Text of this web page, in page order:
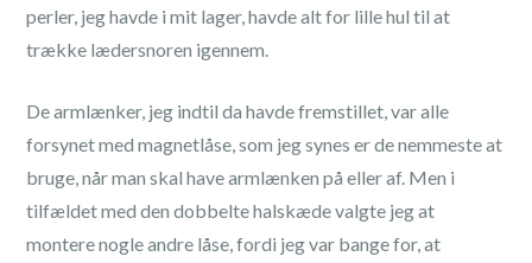
perler, jeg havde i mit lager, havde alt for lille hul til at
trække lædersnoren igennem.
De armlænker, jeg indtil da havde fremstillet, var alle
forsynet med magnetlåse, som jeg synes er de nemmeste at
bruge, når man skal have armlænken på eller af. Men i
tilfældet med den dobbelte halskæde valgte jeg at
montere nogle andre låse, fordi jeg var bange for, at